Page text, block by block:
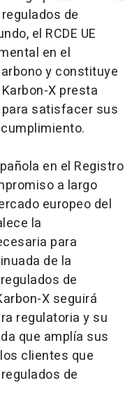
de
el RCDE UE
en el
y constituye
X presta
satisfacer sus
en el Registro
a largo
europeo del
la
para
de la
de
X seguirá
regulatoria y su
que amplía sus
clientes que
de